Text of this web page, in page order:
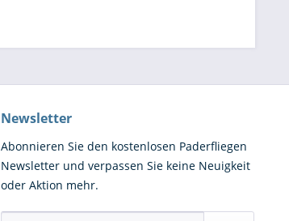
Newsletter
Abonnieren Sie den kostenlosen Paderfliegen
Newsletter und verpassen Sie keine Neuigkeit
oder Aktion mehr.